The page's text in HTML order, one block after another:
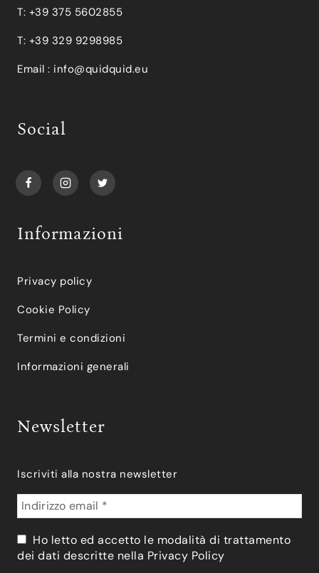
T: +39 375 5602855
T: +39 329 9298985
Email : info@quidquid.eu
Social
Informazioni
Privacy policy
Cookie Policy
Termini e condizioni
Informazioni generali
Newsletter
Iscriviti alla nostra newsletter
Ho letto ed accetto le modalità di trattamento
dei dati descritte nella Privacy Policy